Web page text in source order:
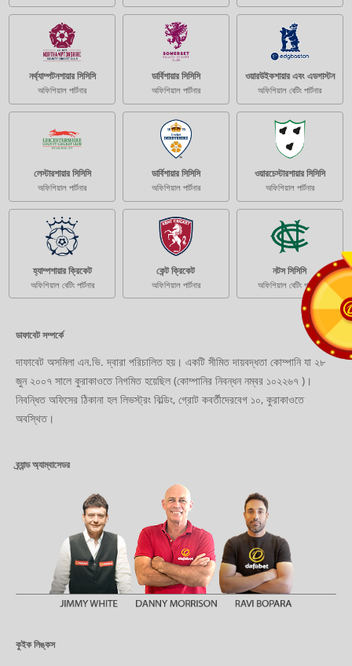
নর্থ্যাম্পটনশায়ার সিসিসি
অফিশিয়াল পার্টনার
ডার্বিশায়ার সিসিসি
অফিশিয়াল পার্টনার
ওয়ারউইকশায়ার এবং এডগাস্টন
অফিশিয়াল বেটিং পার্টনার
লেস্টারশায়ার সিসিসি
অফিশিয়াল পার্টনার
ডার্বিশায়ার সিসিসি
অফিশিয়াল পার্টনার
ওয়ারচেস্টারশায়ার সিসিসি
অফিশিয়াল পার্টনার
হ্যাম্পশায়ার ক্রিকেট
অফিশিয়াল বেটিং পার্টনার
কেন্ট ক্রিকেট
অফিশিয়াল পার্টনার
নটস সিসিসি
অফিশিয়াল বেটিং পার্টনার
ডাফাবেট সম্পর্কে
দাফাবেট অসমিলা এন.ভি. দ্বারা পরিচালিত হয়। একটি সীমিত দায়বদ্ধতা কোম্পানি যা ২৮
জুন ২০০৭ সালে কুরাকাওতে নিগমিত হয়েছিল (কোম্পানির নিবন্ধন নম্বর ১০২২৬৭ )।
নিবন্ধিত অফিসের ঠিকানা হল লিভস্ট্রং বিল্ডিং, গ্রোট কবর্তীদেরবেগ ১০, কুরাকাওতে
অবস্থিত।
ব্র্যান্ড অ্যাম্বাসেডর
কুইক লিঙ্কস